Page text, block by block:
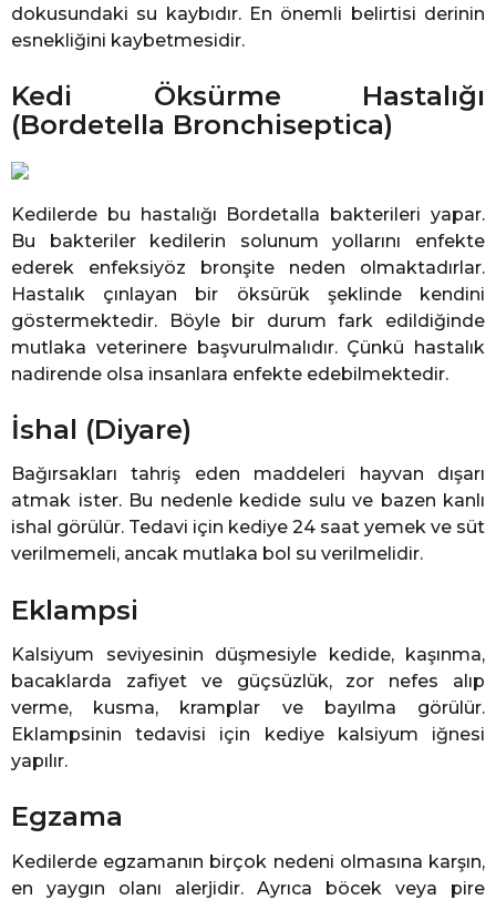
dokusundaki su kaybıdır. En önemli belirtisi derinin
esnekliğini kaybetmesidir.
Kedi Öksürme Hastalığı
(Bordetella Bronchiseptica)
Kedilerde bu hastalığı Bordetalla bakterileri yapar.
Bu bakteriler kedilerin solunum yollarını enfekte
ederek enfeksiyöz bronşite neden olmaktadırlar.
Hastalık çınlayan bir öksürük şeklinde kendini
göstermektedir. Böyle bir durum fark edildiğinde
mutlaka veterinere başvurulmalıdır. Çünkü hastalık
nadirende olsa insanlara enfekte edebilmektedir.
İshal (Diyare)
Bağırsakları tahriş eden maddeleri hayvan dışarı
atmak ister. Bu nedenle kedide sulu ve bazen kanlı
ishal görülür. Tedavi için kediye 24 saat yemek ve süt
verilmemeli, ancak mutlaka bol su verilmelidir.
Eklampsi
Kalsiyum seviyesinin düşmesiyle kedide, kaşınma,
bacaklarda zafiyet ve güçsüzlük, zor nefes alıp
verme, kusma, kramplar ve bayılma görülür.
Eklampsinin tedavisi için kediye kalsiyum iğnesi
yapılır.
Egzama
Kedilerde egzamanın birçok nedeni olmasına karşın,
en yaygın olanı alerjidir. Ayrıca böcek veya pire